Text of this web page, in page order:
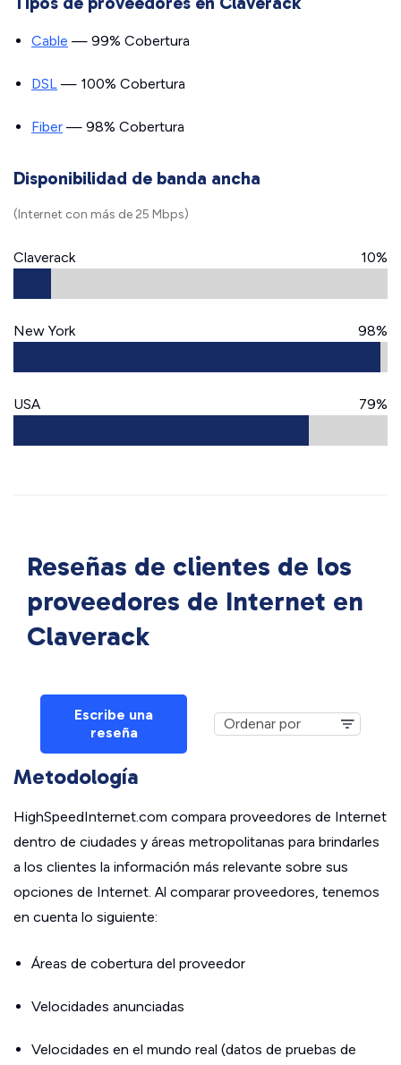
Cable — 99% Cobertura
DSL — 100% Cobertura
Fiber — 98% Cobertura
Disponibilidad de banda ancha
(Internet con más de 25 Mbps)
Claverack 10%
New York 98%
USA 79%
Reseñas de clientes de los
proveedores de Internet en
Claverack
Escribe una
reseña
Metodología
HighSpeedInternet.com compara proveedores de Internet
dentro de ciudades y áreas metropolitanas para brindarles
a los clientes la información más relevante sobre sus
opciones de Internet. Al comparar proveedores, tenemos
en cuenta lo siguiente:
Áreas de cobertura del proveedor
Velocidades anunciadas
Velocidades en el mundo real (datos de pruebas de